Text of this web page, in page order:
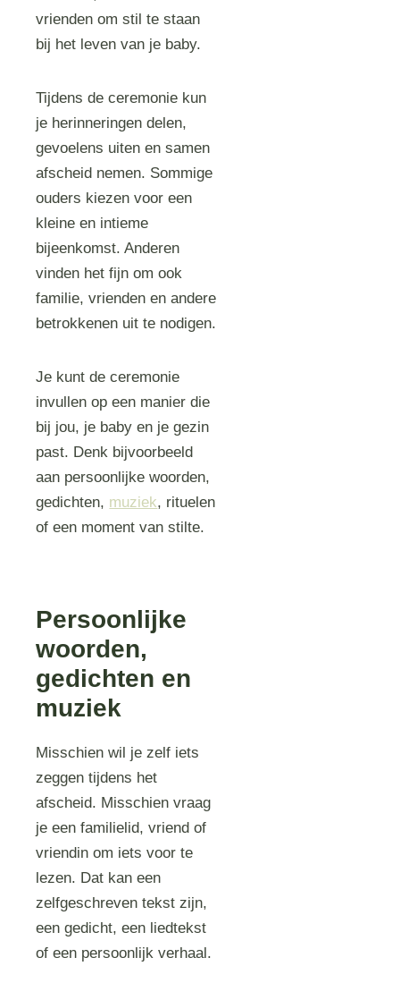
vrienden om stil te staan
bij het leven van je baby.
Tijdens de ceremonie kun
je herinneringen delen,
gevoelens uiten en samen
afscheid nemen. Sommige
ouders kiezen voor een
kleine en intieme
bijeenkomst. Anderen
vinden het fijn om ook
familie, vrienden en andere
betrokkenen uit te nodigen.
Je kunt de ceremonie
invullen op een manier die
bij jou, je baby en je gezin
past. Denk bijvoorbeeld
aan persoonlijke woorden,
gedichten, muziek, rituelen
of een moment van stilte.
Persoonlijke
woorden,
gedichten en
muziek
Misschien wil je zelf iets
zeggen tijdens het
afscheid. Misschien vraag
je een familielid, vriend of
vriendin om iets voor te
lezen. Dat kan een
zelfgeschreven tekst zijn,
een gedicht, een liedtekst
of een persoonlijk verhaal.